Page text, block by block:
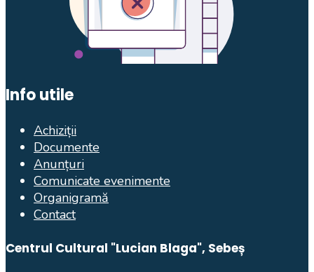
Info utile
Achiziții
Documente
Anunțuri
Comunicate evenimente
Organigramă
Contact
Centrul Cultural "Lucian Blaga", Sebeș